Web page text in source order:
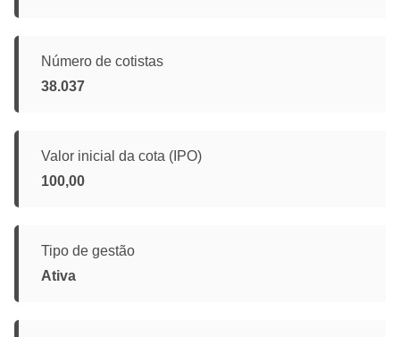
Número de cotistas
38.037
Valor inicial da cota (IPO)
100,00
Tipo de gestão
Ativa